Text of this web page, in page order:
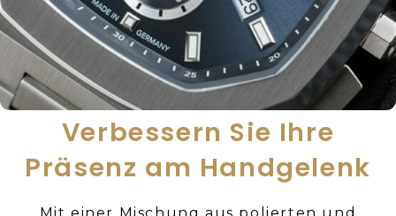
Verbessern Sie Ihre
Präsenz am Handgelenk